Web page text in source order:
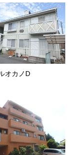
オカノD